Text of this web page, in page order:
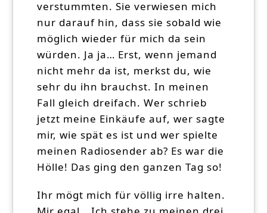
verstummten. Sie verwiesen mich
nur darauf hin, dass sie sobald wie
möglich wieder für mich da sein
würden. Ja ja… Erst, wenn jemand
nicht mehr da ist, merkst du, wie
sehr du ihn brauchst. In meinen
Fall gleich dreifach. Wer schrieb
jetzt meine Einkäufe auf, wer sagte
mir, wie spät es ist und wer spielte
meinen Radiosender ab? Es war die
Hölle! Das ging den ganzen Tag so!
Ihr mögt mich für völlig irre halten.